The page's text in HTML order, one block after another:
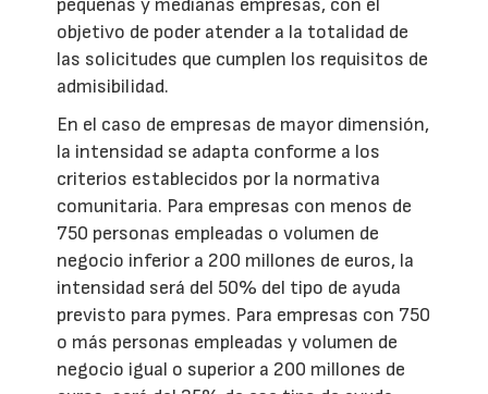
pequeñas y medianas empresas, con el
objetivo de poder atender a la totalidad de
las solicitudes que cumplen los requisitos de
admisibilidad.
En el caso de empresas de mayor dimensión,
la intensidad se adapta conforme a los
criterios establecidos por la normativa
comunitaria. Para empresas con menos de
750 personas empleadas o volumen de
negocio inferior a 200 millones de euros, la
intensidad será del 50% del tipo de ayuda
previsto para pymes. Para empresas con 750
o más personas empleadas y volumen de
negocio igual o superior a 200 millones de